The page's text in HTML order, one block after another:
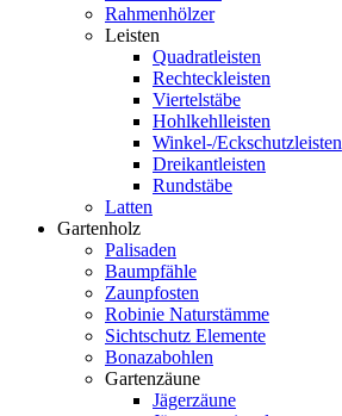
Rahmenhölzer
Leisten
Quadratleisten
Rechteckleisten
Viertelstäbe
Hohlkehlleisten
Winkel-/Eckschutzleisten
Dreikantleisten
Rundstäbe
Latten
Gartenholz
Palisaden
Baumpfähle
Zaunpfosten
Robinie Naturstämme
Sichtschutz Elemente
Bonazabohlen
Gartenzäune
Jägerzäune